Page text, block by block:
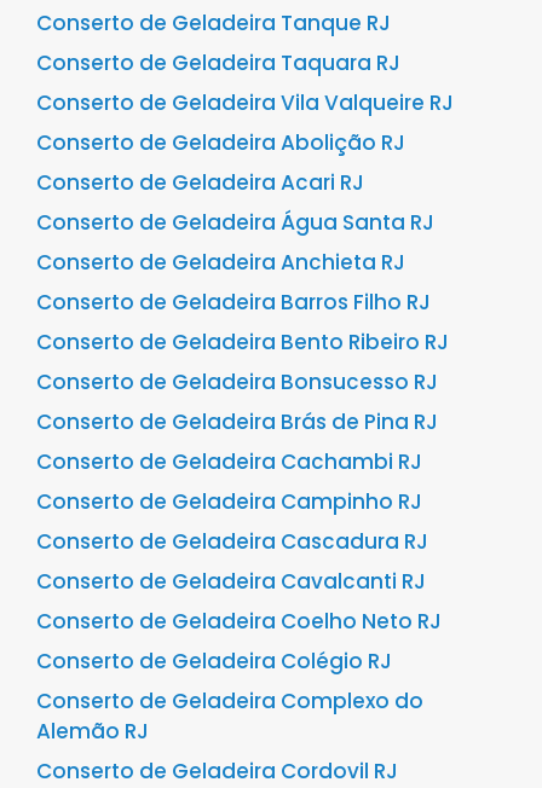
Conserto de Geladeira Tanque RJ
Conserto de Geladeira Taquara RJ
Conserto de Geladeira Vila Valqueire RJ
Conserto de Geladeira Abolição RJ
Conserto de Geladeira Acari RJ
Conserto de Geladeira Água Santa RJ
Conserto de Geladeira Anchieta RJ
Conserto de Geladeira Barros Filho RJ
Conserto de Geladeira Bento Ribeiro RJ
Conserto de Geladeira Bonsucesso RJ
Conserto de Geladeira Brás de Pina RJ
Conserto de Geladeira Cachambi RJ
Conserto de Geladeira Campinho RJ
Conserto de Geladeira Cascadura RJ
Conserto de Geladeira Cavalcanti RJ
Conserto de Geladeira Coelho Neto RJ
Conserto de Geladeira Colégio RJ
Conserto de Geladeira Complexo do
Alemão RJ
Conserto de Geladeira Cordovil RJ